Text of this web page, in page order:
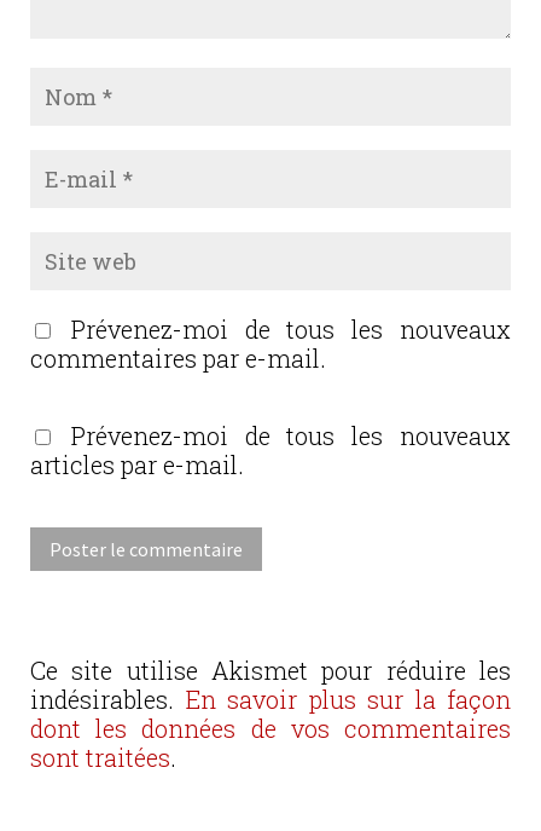
Prévenez-moi de tous les nouveaux
commentaires par e-mail.
Prévenez-moi de tous les nouveaux
articles par e-mail.
Ce site utilise Akismet pour réduire les
indésirables. En savoir plus sur la façon
dont les données de vos commentaires
sont traitées.